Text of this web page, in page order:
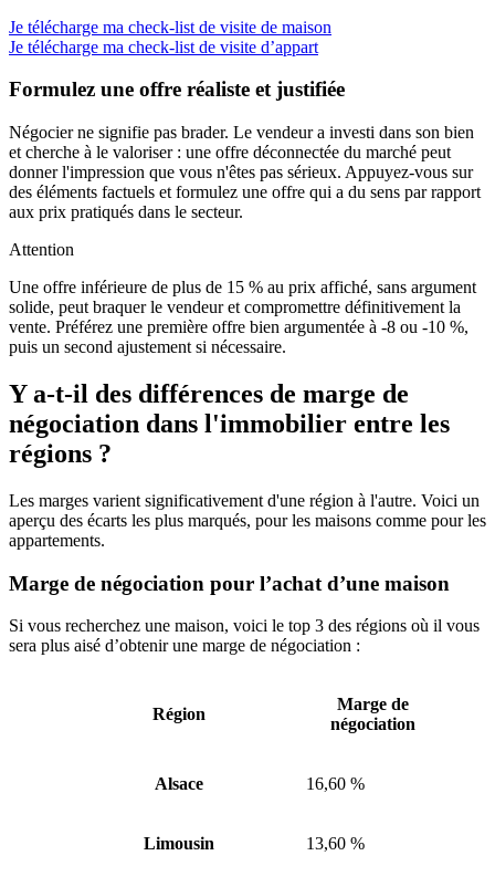
Je télécharge ma check-list de visite de maison
Je télécharge ma check-list de visite d’appart
Formulez une offre réaliste et justifiée
Négocier ne signifie pas brader. Le vendeur a investi dans son bien
et cherche à le valoriser : une offre déconnectée du marché peut
donner l'impression que vous n'êtes pas sérieux. Appuyez-vous sur
des éléments factuels et formulez une offre qui a du sens par rapport
aux prix pratiqués dans le secteur.
Attention
Une offre inférieure de plus de 15 % au prix affiché, sans argument
solide, peut braquer le vendeur et compromettre définitivement la
vente. Préférez une première offre bien argumentée à -8 ou -10 %,
puis un second ajustement si nécessaire.
Y a-t-il des différences de marge de
négociation dans l'immobilier entre les
régions ?
Les marges varient significativement d'une région à l'autre. Voici un
aperçu des écarts les plus marqués, pour les maisons comme pour les
appartements.
Marge de négociation pour l’achat d’une maison
Si vous recherchez une maison, voici le top 3 des régions où il vous
sera plus aisé d’obtenir une marge de négociation :
Région
Marge de
négociation
Alsace 16,60 %
Limousin 13,60 %